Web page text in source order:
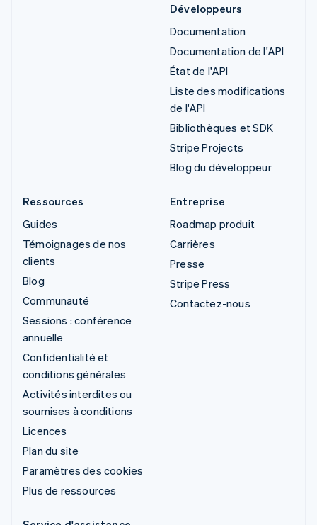
Développeurs
Documentation
Documentation de l'API
État de l'API
Liste des modifications
de l'API
Bibliothèques et SDK
Stripe Projects
Blog du développeur
Ressources
Guides
Témoignages de nos
clients
Blog
Communauté
Sessions : conférence
annuelle
Confidentialité et
conditions générales
Activités interdites ou
soumises à conditions
Licences
Plan du site
Paramètres des cookies
Plus de ressources
Entreprise
Roadmap produit
Carrières
Presse
Stripe Press
Contactez-nous